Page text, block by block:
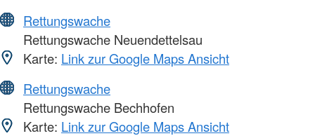
Rettungswache
Rettungswache Neuendettelsau
Karte: Link zur Google Maps Ansicht
Rettungswache
Rettungswache Bechhofen
Karte: Link zur Google Maps Ansicht